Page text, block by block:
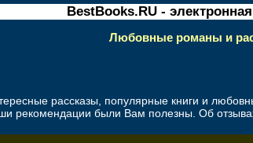
BestBooks.RU -
Любовные романы и
рассказы, популярные книги и
рекомендации были Вам полезны. Об